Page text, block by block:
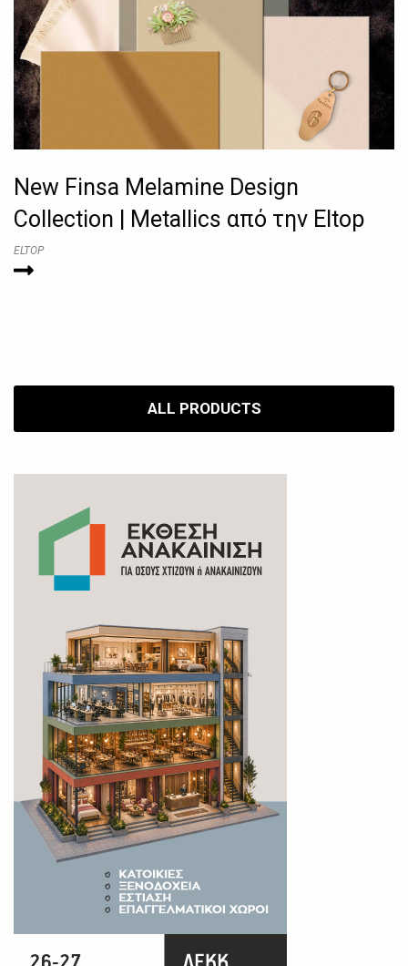
New Finsa Melamine Design
Collection | Metallics από την Eltop
ELTOP
ALL PRODUCTS